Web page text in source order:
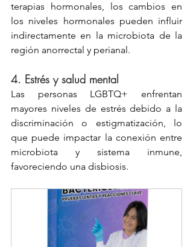
terapias hormonales, los cambios en
los niveles hormonales pueden influir
indirectamente en la microbiota de la
región anorrectal y perianal.
4. Estrés y salud mental
Las personas LGBTQ+ enfrentan
mayores niveles de estrés debido a la
discriminación o estigmatización, lo
que puede impactar la conexión entre
microbiota y sistema inmune,
favoreciendo una disbiosis.